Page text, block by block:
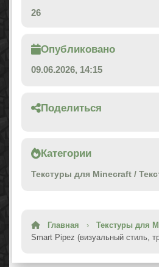
26
Опубликовано
09.06.2026, 14:15
Поделиться
Категории
Текстуры для Minecraft /
Главная › Текстуры для
Smart Pipez (визуальный стиль,